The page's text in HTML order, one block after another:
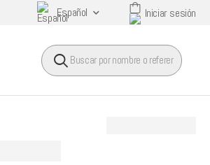
Español Iniciar sesión
HEADER SEARCH